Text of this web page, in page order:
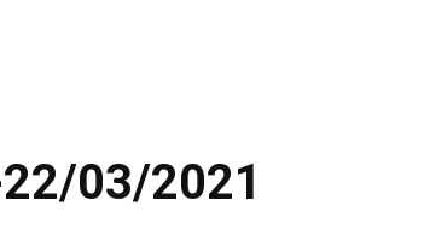
03/2021